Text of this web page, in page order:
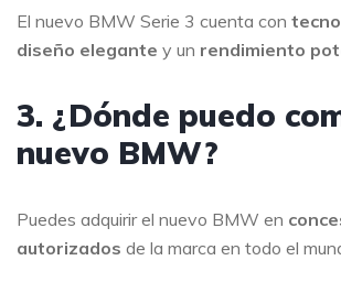
El nuevo BMW Serie 3 cuenta con
diseño elegante y un rendimiento
3. ¿Dónde puedo
nuevo BMW?
Puedes adquirir el nuevo BMW en
autorizados de la marca en todo el